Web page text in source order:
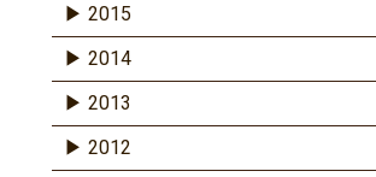
2015
2014
2013
2012